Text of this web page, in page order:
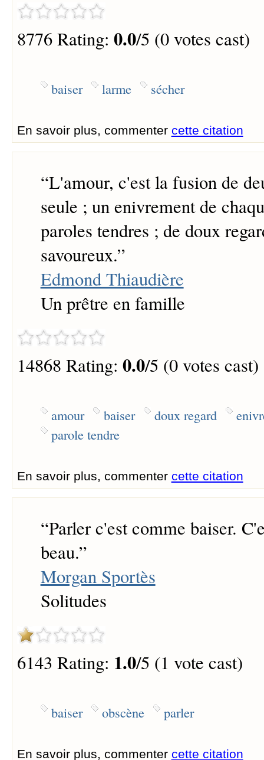
8776 Rating: 0.0/5 (0 votes cast)
baiser larme sécher
En savoir plus, commenter cette citation
“L'amour, c'est la fusion de
seule ; un enivrement de
paroles tendres ; de doux
savoureux.”
Edmond Thiaudière
Un prêtre en famille
14868 Rating: 0.0/5 (0 votes cast)
amour baiser doux regard
parole tendre
En savoir plus, commenter cette citation
“Parler c'est comme baiser.
beau.”
Morgan Sportès
Solitudes
6143 Rating: 1.0/5 (1 vote cast)
baiser obscène parler
En savoir plus, commenter cette citation